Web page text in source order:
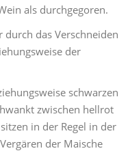
als durchgegoren.
das Verschneiden
der
schwarzen
zwischen hellrot
in der Regel in der
der Maische